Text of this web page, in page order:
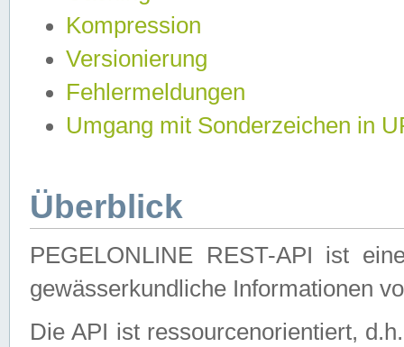
Kompression
Versionierung
Fehlermeldungen
Umgang mit Sonderzeichen in
Überblick
PEGELONLINE REST-API ist
gewässerkundliche Informationen
Die API ist ressourcenorientiert,